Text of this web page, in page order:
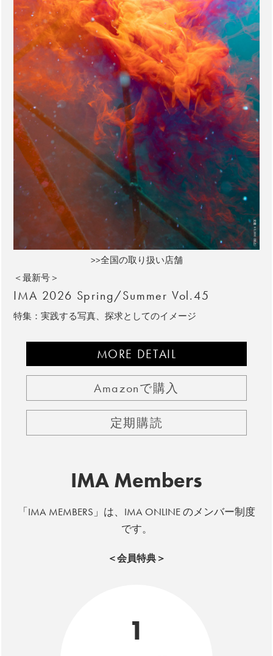
>>全国の取り扱い店舗
＜最新号＞
IMA 2026 Spring/Summer Vol.45
特集：実践する写真、探求としてのイメージ
MORE DETAIL
Amazonで購入
定期購読
IMA Members
「IMA MEMBERS」は、IMA ONLINE のメンバー制度
です。
＜会員特典＞
1